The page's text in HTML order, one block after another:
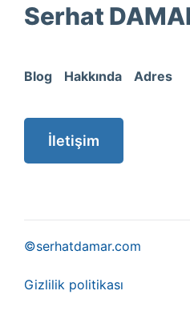
Serhat
Blog Hakkında Adres
İletişim
©serhatdamar.com
Gizlilik politikası